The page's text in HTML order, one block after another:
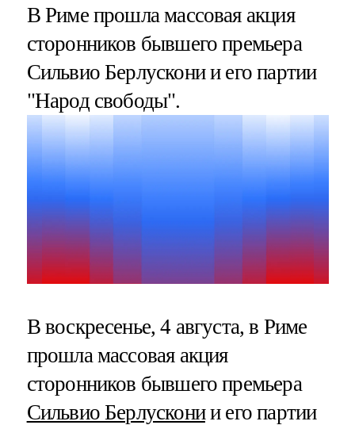
В Риме прошла массовая акция
сторонников бывшего премьера
Сильвио Берлускони и его партии
"Народ свободы".
В воскресенье, 4 августа, в Риме
прошла массовая акция
сторонников бывшего премьера
Сильвио Берлусконии его партии